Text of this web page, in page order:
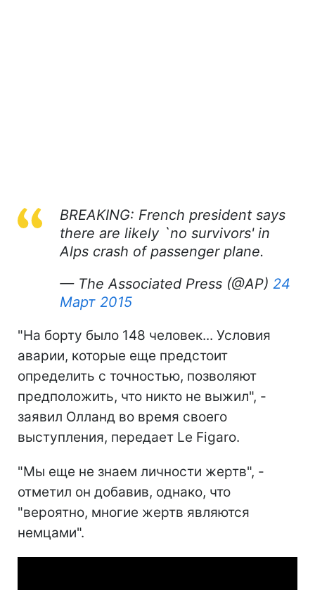
BREAKING: French president says
there are likely `no survivors' in
Alps crash of passenger plane.
— The Associated Press (@AP) 24
Март 2015
"На борту было 148 человек... Условия
аварии, которые еще предстоит
определить с точностью, позволяют
предположить, что никто не выжил", -
заявил Олланд во время своего
выступления, передает Le Figaro.
"Мы еще не знаем личности жертв", -
отметил он добавив, однако, что
"вероятно, многие жертв являются
немцами".